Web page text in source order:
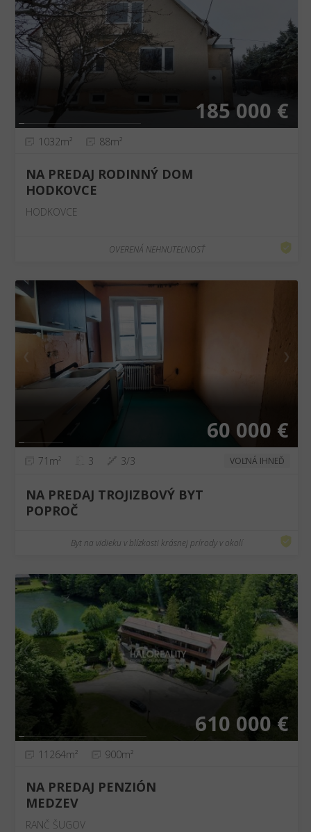
❮ ❯
185 000 €
1032m² 88m²
NA PREDAJ RODINNÝ DOM
HODKOVCE
HODKOVCE
OVERENÁ NEHNUTEĽNOSŤ
❯
60 000 €
71m² 3 3/3 VOĽNÁ IHNEĎ
NA PREDAJ TROJIZBOVÝ BYT
POPROČ
Byt na vidieku v blízkosti krásnej prírody v okolí
❮ ❯
610 000 €
11264m² 900m²
NA PREDAJ PENZIÓN
MEDZEV
RANČ ŠUGOV